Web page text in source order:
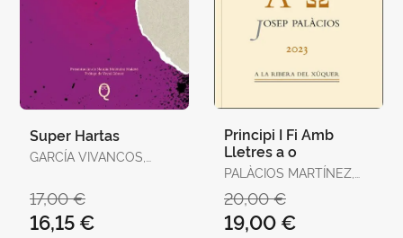
Super Hartas
GARCÍA VIVANCOS,
17,00 €
16,15 €
Principi I Fi Amb
Lletres a o
PALÀCIOS MARTÍNEZ,
20,00 €
19,00 €